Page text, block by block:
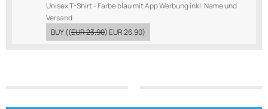
Unisex T-Shirt - Farbe blau mit App Werbung inkl. Name und
Versand
BUY((EUR 23.90)EUR 26.90)